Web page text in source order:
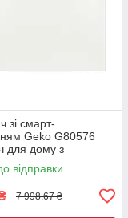
зі смарт-
Geko G80576
для дому з
керуванням
відправки
7 998,67 ₴